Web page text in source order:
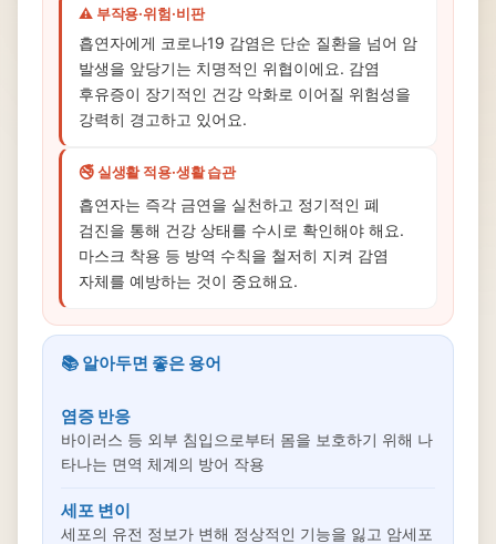
⚠️ 부작용·위험·비판
흡연자에게 코로나19 감염은 단순 질환을 넘어 암
발생을 앞당기는 치명적인 위협이에요. 감염
후유증이 장기적인 건강 악화로 이어질 위험성을
강력히 경고하고 있어요.
🚭 실생활 적용·생활 습관
흡연자는 즉각 금연을 실천하고 정기적인 폐
검진을 통해 건강 상태를 수시로 확인해야 해요.
마스크 착용 등 방역 수칙을 철저히 지켜 감염
자체를 예방하는 것이 중요해요.
📚 알아두면 좋은 용어
염증 반응
바이러스 등 외부 침입으로부터 몸을 보호하기 위해 나
타나는 면역 체계의 방어 작용
세포 변이
세포의 유전 정보가 변해 정상적인 기능을 잃고 암세포